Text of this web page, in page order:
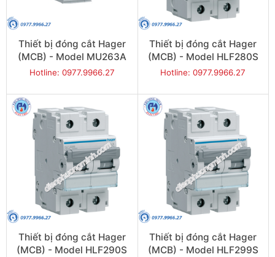
Thiết bị đóng cắt Hager
(MCB) - Model MU263A
Hotline: 0977.9966.27
Thiết bị đóng cắt Hager
(MCB) - Model HLF280S
Hotline: 0977.9966.27
Thiết bị đóng cắt Hager
(MCB) - Model HLF290S
Thiết bị đóng cắt Hager
(MCB) - Model HLF299S